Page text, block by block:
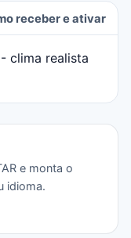
receber e ativar
clima realista
e monta o
idioma.